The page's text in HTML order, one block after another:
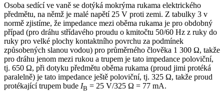
Osoba sedící ve vaně se dotýká mokrýma rukama elektrického
předmětu, na němž je malé napětí 25 V proti zemi. Z tabulky 3 v
normě zjistíme, že impedance mezi oběma rukama je pro obdobný
případ (pro dráhu střídavého proudu o kmitočtu 50/60 Hz z ruky do
ruky pro velké plochy kontaktního povrchu za podmínek
způsobených slanou vodou) pro průměrného člověka 1 300 Ω, takže
pro dráhu jenom mezi rukou a trupem je tato impedance poloviční,
tj. 650 Ω, při dotyku předmětu oběma rukama (proud jimi protéká
paralelně) je tato impedance ještě poloviční, tj. 325 Ω, takže proud
protékající trupem bude IB = 25 V/325 Ω = 77 mA.